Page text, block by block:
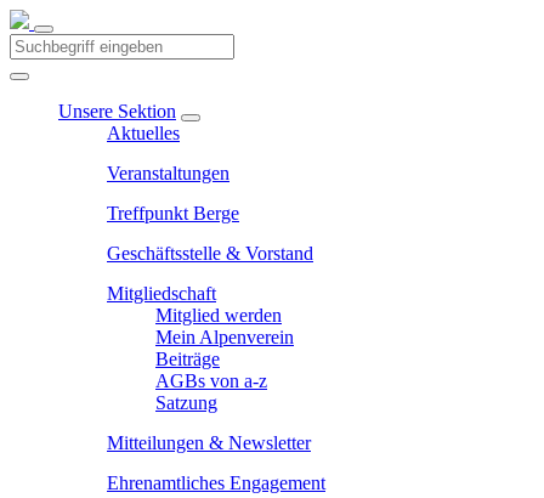
Unsere Sektion
Aktuelles
Veranstaltungen
Treffpunkt Berge
Geschäftsstelle & Vorstand
Mitgliedschaft
Mitglied werden
Mein Alpenverein
Beiträge
AGBs von a-z
Satzung
Mitteilungen & Newsletter
Ehrenamtliches Engagement